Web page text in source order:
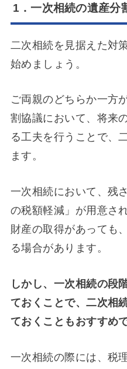
1．一次相続の遺産分
二次相続を見据えた対
始めましょう。
ご両親のどちらか一方
割協議において、将来
る工夫を行うことで、
ます。
一次相続において、残
の税額軽減」が用意さ
財産の取得があっても
る場合があります。
しかし、一次相続の段
ておくことで、二次相
ておくこともおすすめで
一次相続の際には、税